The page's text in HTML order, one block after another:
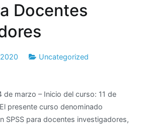
Docentes
Uncategorized
marzo – Inicio del curso: 11 de
presente curso denominado
SPSS para docentes investigadores,